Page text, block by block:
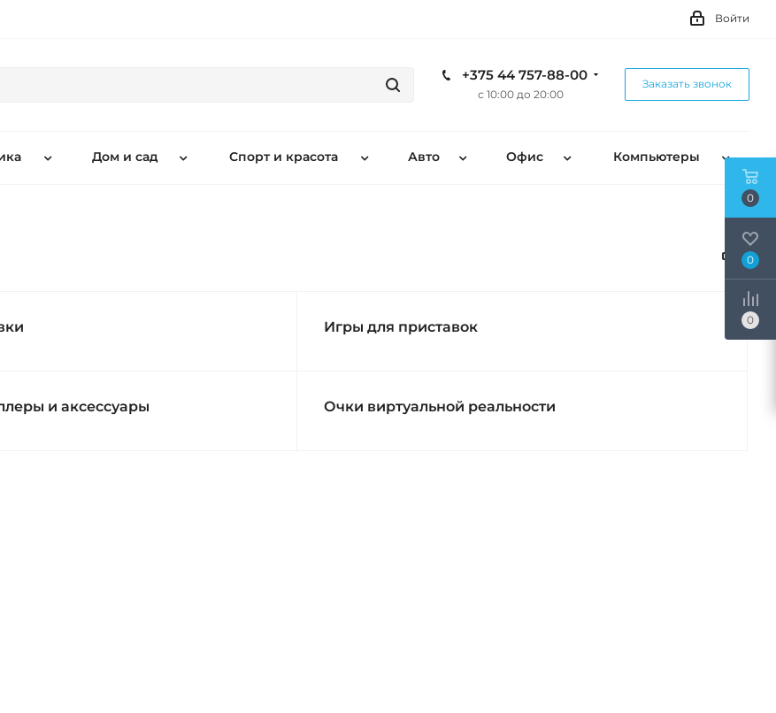
Войти
+375 44 757-88-00
с 10:00 до 20:00
Заказать звонок
Дом и сад Спорт и красота Авто Офис Компьютеры
Игры для приставок
и аксессуары Очки виртуальной реальности
0
0
0